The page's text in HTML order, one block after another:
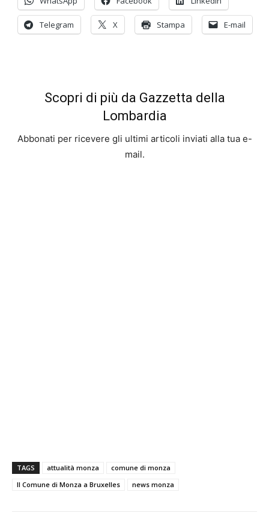
Telegram X Stampa E-mail
Scopri di più da Gazzetta della
Lombardia
Abbonati per ricevere gli ultimi articoli inviati alla tua e-
mail.
TAGS attualità monza
comune di monza
Il Comune di Monza a Bruxelles
news monza